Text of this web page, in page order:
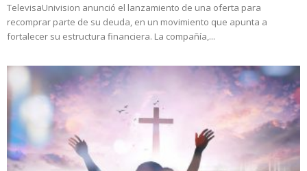
TelevisaUnivision anunció el lanzamiento de una oferta para
recomprar parte de su deuda, en un movimiento que apunta a
fortalecer su estructura financiera. La compañía,...